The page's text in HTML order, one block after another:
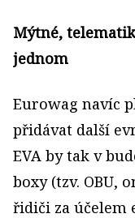
Mýtné,
jednom
Eurowag navíc
přidávat další
EVA by tak v
boxy (tzv. OBU,
řidiči za účelem